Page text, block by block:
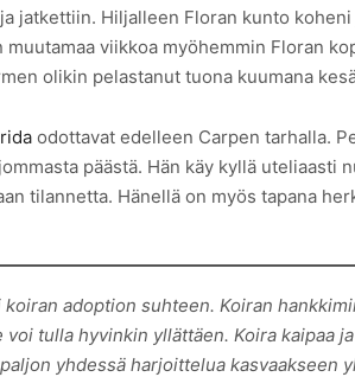
jatkettiin. Hiljalleen Floran kunto
viikkoa myöhemmin Floran
olikin pelastanut tuona kuumana
odottavat edelleen Carpen tarhalla.
päästä. Hän käy kyllä uteliaasti
tilannetta. Hänellä on myös tapana
adoption suhteen. Koiran
tulla hyvinkin yllättäen. Koira kaipaa
yhdessä harjoittelua kasvaakseen